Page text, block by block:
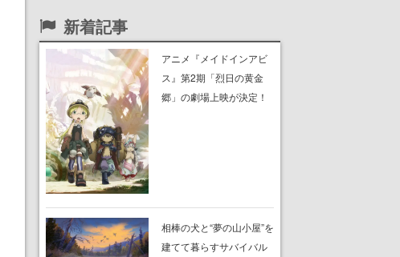
新着記事
アニメ『メイドインアビ
ス』第2期「烈日の黄金
郷」の劇場上映が決定！
相棒の犬と“夢の山小屋”を
建てて暮らすサバイバル